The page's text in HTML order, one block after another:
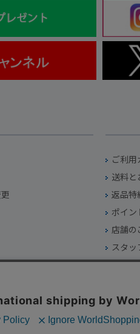
ご利用
送料と
返品特
ポイン
店舗の
スタッ
会員ラ